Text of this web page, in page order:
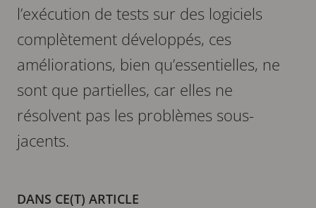
l’exécution de tests sur des logiciels
complètement développés, ces
améliorations, bien qu’essentielles, ne
sont que partielles, car elles ne
résolvent pas les problèmes sous-
jacents.
DANS CE(T) ARTICLE